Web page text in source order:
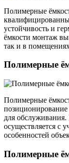
Полимерные
устойчивость и
ёмкости монтаж
так и в
Полимерные
Полимерные
позиционирование
для
осуществляется с
особенностей
Полимерные